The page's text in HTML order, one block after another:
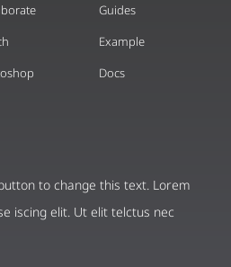
Guides
Example
Docs
to change this text. Lorem
iscing elit. Ut elit telctus nec